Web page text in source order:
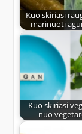
Kuo skiriasi
marinuoti
Kuo skiriasi
nuo